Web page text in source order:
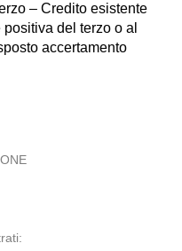
– Credito esistente
del terzo o al
accertamento